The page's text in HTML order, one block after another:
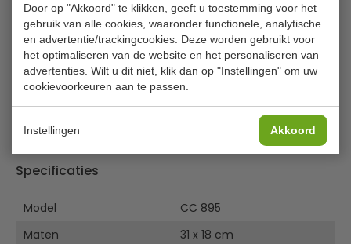
Door op "Akkoord" te klikken, geeft u toestemming voor het
gebruik van alle cookies, waaronder functionele, analytische
en advertentie/trackingcookies. Deze worden gebruikt voor
het optimaliseren van de website en het personaliseren van
advertenties. Wilt u dit niet, klik dan op "Instellingen" om uw
cookievoorkeuren aan te passen.
Instellingen Akkoord
Olympia Rechthoekige schaal
Een zeer uitgebreide lijn puur wit porselein van een zeer
sterke vitro kwaliteit wat een lange levensduur
garandeerd.
Multi-functionele items die stapelbaar en extra versterkt
Oven, magnetron, vriezer en vaatwasmachine bestendig.
Specificaties
Model
CC 895
Maten
31 x 18 cm